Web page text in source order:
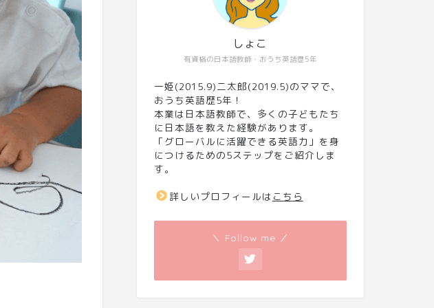
有資格の日本語教師・おうち英語歴5年
しょこ
一姫(2015.9)二太郎(2019.5)のママで、
おうち英語歴5年！
本業は日本語教師で、多くの子どもたち
に日本語を教えた経験があります。
「グローバルに活躍できる英語力」を身
につけるための5ステップをご紹介しま
す。
詳しいプロフィールは こちら
＼ Follow me ／